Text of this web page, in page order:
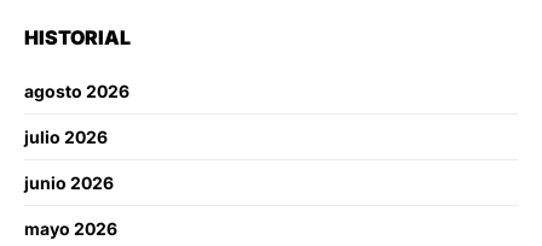
HISTORIAL
agosto 2026
julio 2026
junio 2026
mayo 2026